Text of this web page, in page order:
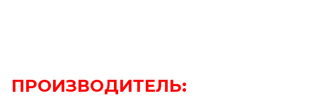
ПРОИЗВОДИТЕЛЬ: